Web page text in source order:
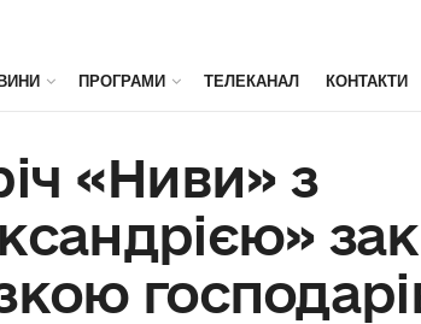
ПРОГРАМИ ТЕЛЕКАНАЛ КОНТАКТИ
«Ниви» з